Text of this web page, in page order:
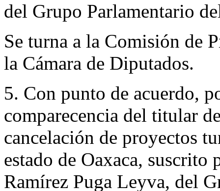
del Grupo Parlamentario
Se turna a la Comisión de
la Cámara de Diputados.
5. Con punto de acuerdo,
comparecencia del titular
cancelación de proyectos
estado de Oaxaca,
Ramírez Puga Leyva, del